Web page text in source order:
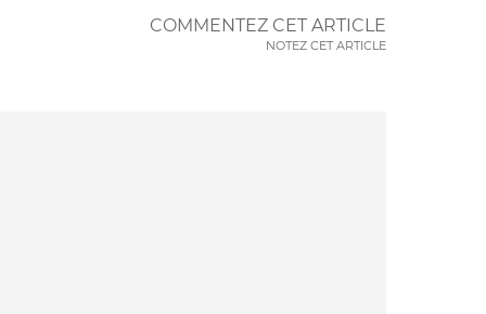
COMMENTEZ CET ARTICLE
NOTEZ CET ARTICLE